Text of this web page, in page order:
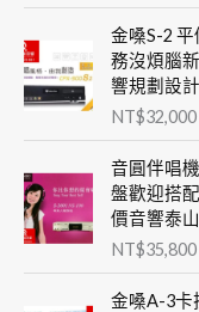
金嗓S-2
務沒煩腦
響規劃設計
NT$32,000
音圓伴唱
盤歡迎搭
價音響泰
NT$35,800
金嗓A-3卡